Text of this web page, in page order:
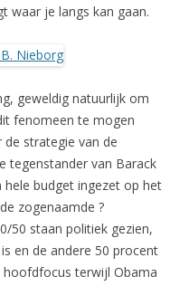
waar je langs kan gaan.
geweldig natuurlijk om
fenomeen te mogen
strategie van de
tegenstander van Barack
hele budget ingezet op het
zogenaamde ?
50 staan politiek gezien,
en de andere 50 procent
hoofdfocus terwijl Obama